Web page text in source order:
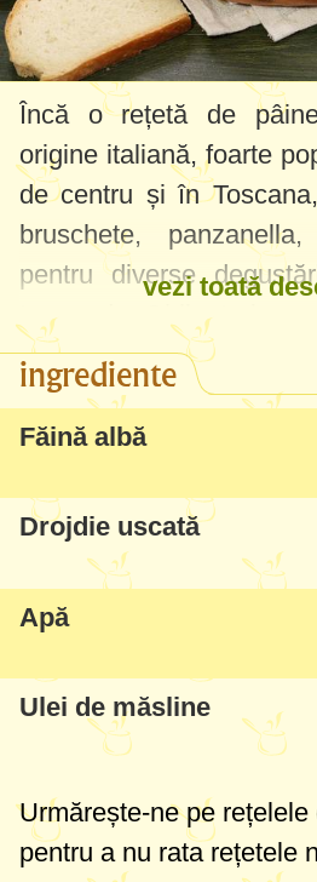
Încă o rețetă de
origine italiană, foarte
de centru și în
bruschete,
pentru diverse
tapenade. Obligatoriu
acest aspect este
încurca gustul
servită, ba chiar să le
repeta neapărat de
De obicei are formă
aerat, coajă puțin mai
eu am improvizat-o cu
casă. Încă un lucru
2-a zi, pentru că în
Toscano drojdia are un
vezi toată
ingrediente
Făină albă
Drojdie uscată
Apă
Ulei de măsline
Urmărește-ne pe
pentru a nu rata rețetele